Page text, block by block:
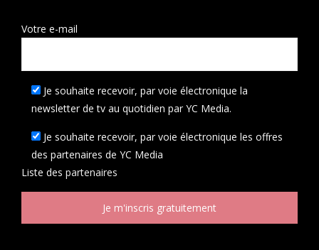
Votre e-mail
Je souhaite recevoir, par voie électronique la
newsletter de tv au quotidien par YC Media.
Je souhaite recevoir, par voie électronique les offres
des partenaires de YC Media
Liste des partenaires